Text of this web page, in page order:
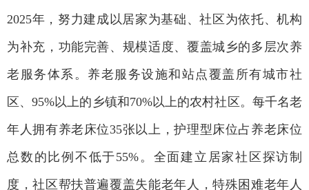
2025年，努力建成以居家为基础、社区为依托、机构
为补充，功能完善、规模适度、覆盖城乡的多层次养
老服务体系。养老服务设施和站点覆盖所有城市社
区、95%以上的乡镇和70%以上的农村社区。每千名老
年人拥有养老床位35张以上，护理型床位占养老床位
总数的比例不低于55%。全面建立居家社区探访制
度，社区帮扶普遍覆盖失能老年人，特殊困难老年人